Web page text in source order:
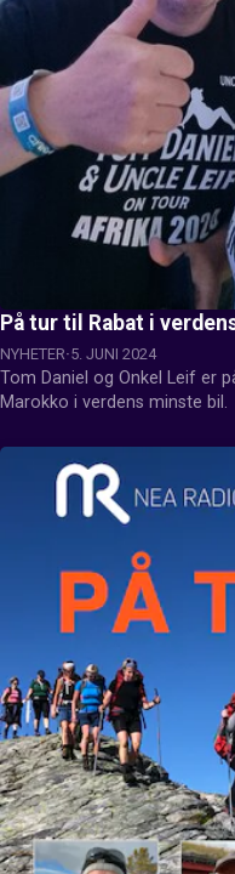
På tur til Rabat i
NYHETER 5. JUNI 2024
Tom Daniel og Onkel Leif er
Marokko i verdens minste bil.